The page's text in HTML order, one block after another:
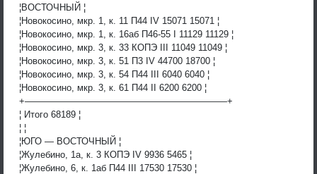
¦ВОСТОЧНЫЙ ¦
¦Новокосино, мкр. 1, к. 11 П44 IV 15071 15071 ¦
¦Новокосино, мкр. 1, к. 16аб П46-55 I 11129 11129 ¦
¦Новокосино, мкр. 3, к. 33 КОПЭ III 11049 11049 ¦
¦Новокосино, мкр. 3, к. 51 П3 IV 44700 18700 ¦
¦Новокосино, мкр. 3, к. 54 П44 III 6040 6040 ¦
¦Новокосино, мкр. 3, к. 61 П44 II 6200 6200 ¦
+——————————————————————+
¦ Итого 68189 ¦
¦ ¦
¦ЮГО — ВОСТОЧНЫЙ ¦
¦Жулебино, 1а, к. 3 КОПЭ IV 9936 5465 ¦
¦Жулебино, 6, к. 1аб П44 III 17530 17530 ¦